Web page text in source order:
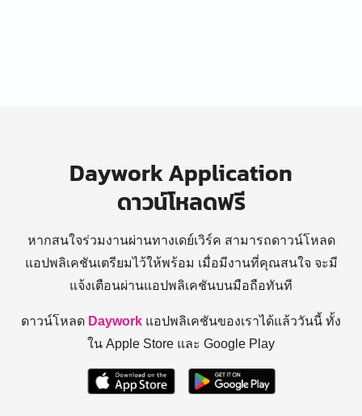
Daywork Application
ดาวน์โหลดฟรี
หากสนใจร่วมงานผ่านทางเดย์เวิร์ค สามารถดาวน์โหลด
แอปพลิเคชันเตรียมไว้ให้พร้อม เมื่อมีงานที่คุณสนใจ จะมี
แจ้งเตือนผ่านแอปพลิเคชันบนมือถือทันที
ดาวน์โหลด Daywork แอปพลิเคชันของเราได้แล้ววันนี้ ทั้ง
ใน Apple Store และ Google Play